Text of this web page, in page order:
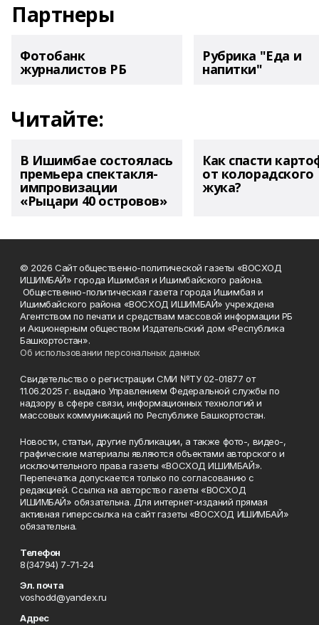
Партнеры
Фотобанк
журналистов РБ
Рубрика "Еда и
напитки"
Читайте:
В Ишимбае состоялась
премьера спектакля-
импровизации
«Рыцари 40 островов»
Как спасти
от колорадского
жука?
© 2026 Сайт общественно-политической газеты «ВОСХОД
ИШИМБАЙ» города Ишимбая и Ишимбайского района.
Общественно-политическая газета города Ишимбая и
Ишимбайского района «ВОСХОД ИШИМБАЙ» учреждена
Агентством по печати и средствам массовой информации РБ
и Акционерным обществом Издательский дом «Республика
Башкортостан».
Об использовании персональных данных
Свидетельство о регистрации СМИ №ТУ 02-01877 от
11.06.2025 г. выдано Управлением Федеральной службы по
надзору в сфере связи, информационных технологий и
массовых коммуникаций по Республике Башкортостан.
Новости, статьи, другие публикации, а также фото-, видео-,
графические материалы являются объектами авторского и
исключительного права газеты «ВОСХОД ИШИМБАЙ».
Перепечатка допускается только по согласованию с
редакцией. Ссылка на авторство газеты «ВОСХОД
ИШИМБАЙ» обязательна. Для интернет-изданий прямая
активная гиперссылка на сайт газеты «ВОСХОД ИШИМБАЙ»
обязательна.
Телефон
8(34794) 7-71-24
Эл. почта
voshodd@yandex.ru
Адрес